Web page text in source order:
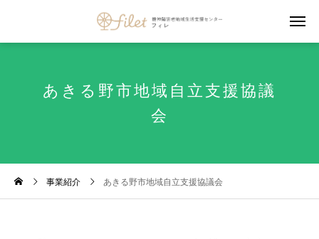
あきる野市地域自立支援協議
会
事業紹介 あきる野市地域自立支援協議会